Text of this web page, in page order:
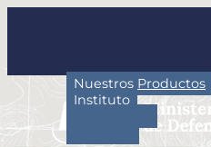
Nuestros Productos
Instituto